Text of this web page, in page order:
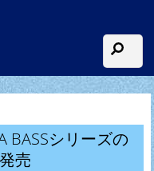
BASSシリーズの
売